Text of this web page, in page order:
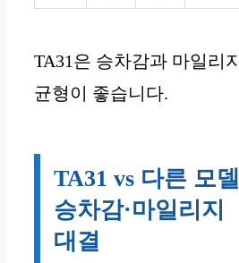
TA31은 승차감과 마일리지
균형이 좋습니다.
TA31 vs 다른 모델
승차감·마일리지
대결